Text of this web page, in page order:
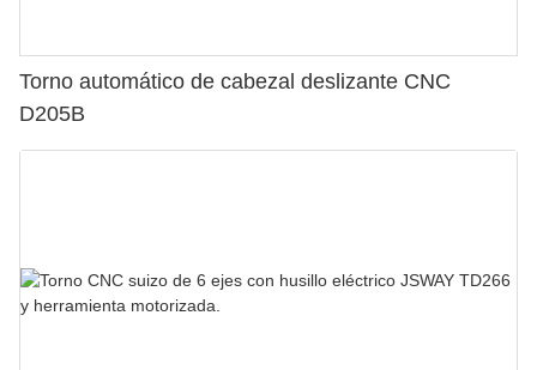
Torno automático de cabezal deslizante CNC
D205B